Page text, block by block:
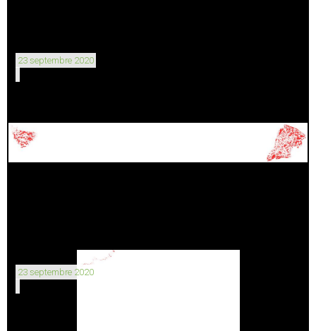
23 septembre 2020
23 septembre 2020